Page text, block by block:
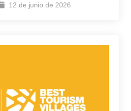
12 de junio de 2026